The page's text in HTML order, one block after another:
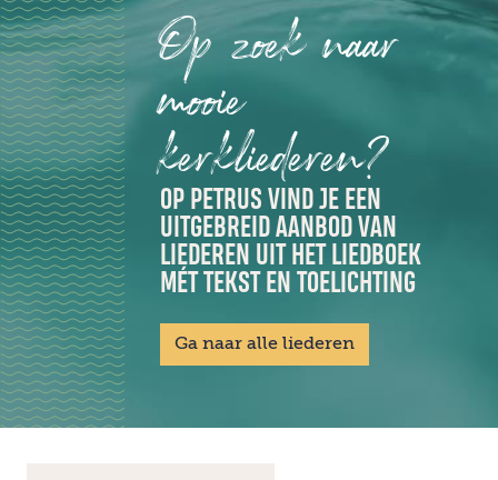
Op zoek naar
mooie
kerkliederen?
OP PETRUS VIND JE EEN
UITGEBREID AANBOD VAN
LIEDEREN UIT HET LIEDBOEK
MÉT TEKST EN TOELICHTING
Ga naar alle liederen